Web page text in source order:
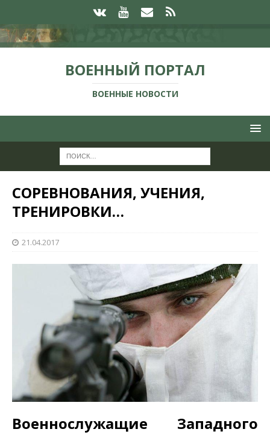
ВОЕННЫЙ ПОРТАЛ
ВОЕННЫЕ НОВОСТИ
СОРЕВНОВАНИЯ, УЧЕНИЯ,
ТРЕНИРОВКИ…
21.04.2017
Военнослужащие Западного